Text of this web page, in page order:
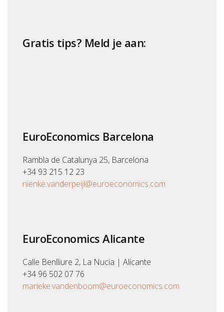
Gratis tips? Meld je aan:
EuroEconomics Barcelona
Rambla de Catalunya 25, Barcelona
+34 93 215 12 23
nienke.vanderpeijl@euroeconomics.com
EuroEconomics Alicante
Calle Benlliure 2, La Nucia | Alicante
+34 96 502 07 76
marieke.vandenboom@euroeconomics.com